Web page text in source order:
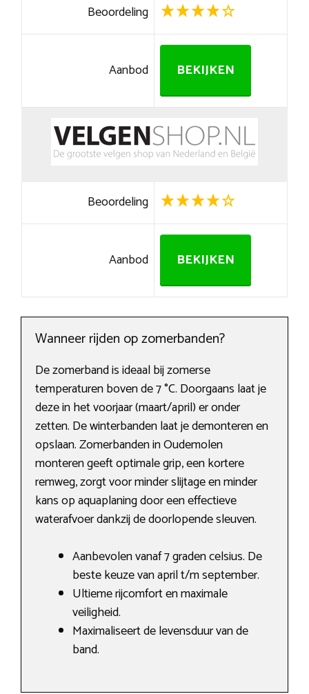
Beoordeling
Aanbod BEKIJKEN
Beoordeling
Aanbod BEKIJKEN
Wanneer rijden op zomerbanden?
De zomerband is ideaal bij zomerse
temperaturen boven de 7 °C. Doorgaans laat je
deze in het voorjaar (maart/april) er onder
zetten. De winterbanden laat je demonteren en
opslaan. Zomerbanden in Oudemolen
monteren geeft optimale grip, een kortere
remweg, zorgt voor minder slijtage en minder
kans op aquaplaning door een effectieve
waterafvoer dankzij de doorlopende sleuven.
Aanbevolen vanaf 7 graden celsius. De
beste keuze van april t/m september.
Ultieme rijcomfort en maximale
veiligheid.
Maximaliseert de levensduur van de
band.